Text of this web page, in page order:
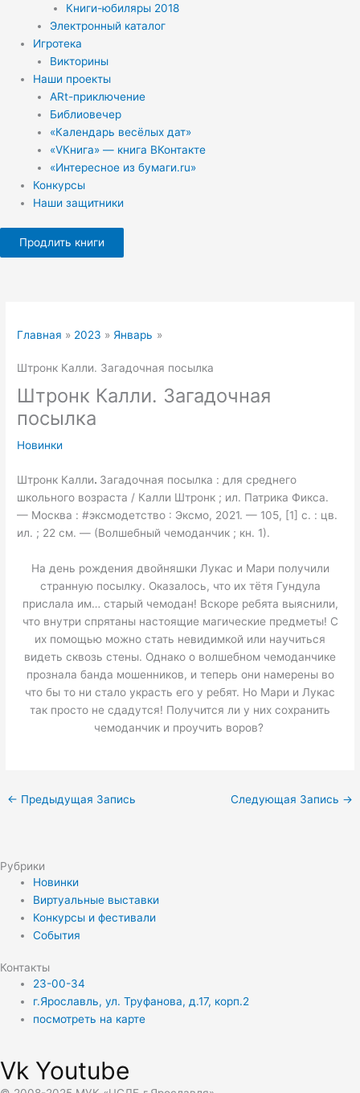
Книги-юбиляры 2018
Электронный каталог
Игротека
Викторины
Наши проекты
ARt-приключение
Библиовечер
«Календарь весёлых дат»
«VКнига» — книга ВКонтакте
«Интересное из бумаги.ru»
Конкурсы
Наши защитники
Продлить книги
Главная 2023 Январь
Штронк Калли. Загадочная посылка
Штронк Калли. Загадочная
посылка
Новинки
Штронк Калли. Загадочная посылка : для среднего
школьного возраста / Калли Штронк ; ил. Патрика Фикса.
— Москва : #эксмодетство : Эксмо, 2021. — 105, [1] с. : цв.
ил. ; 22 см. — (Волшебный чемоданчик ; кн. 1).
На день рождения двойняшки Лукас и Мари получили
странную посылку. Оказалось, что их тётя Гундула
прислала им… старый чемодан! Вскоре ребята выяснили,
что внутри спрятаны настоящие магические предметы! С
их помощью можно стать невидимкой или научиться
видеть сквозь стены. Однако о волшебном чемоданчике
прознала банда мошенников, и теперь они намерены во
что бы то ни стало украсть его у ребят. Но Мари и Лукас
так просто не сдадутся! Получится ли у них сохранить
чемоданчик и проучить воров?
← Предыдущая Запись Следующая Запись →
Рубрики
Новинки
Виртуальные выставки
Конкурсы и фестивали
События
Контакты
23-00-34
г.Ярославль, ул. Труфанова, д.17, корп.2
посмотреть на карте
Vk Youtube